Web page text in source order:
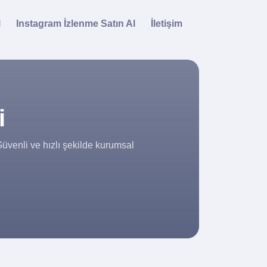
Instagram İzlenme Satın Al İletişim
ve hızlı şekilde kurumsal